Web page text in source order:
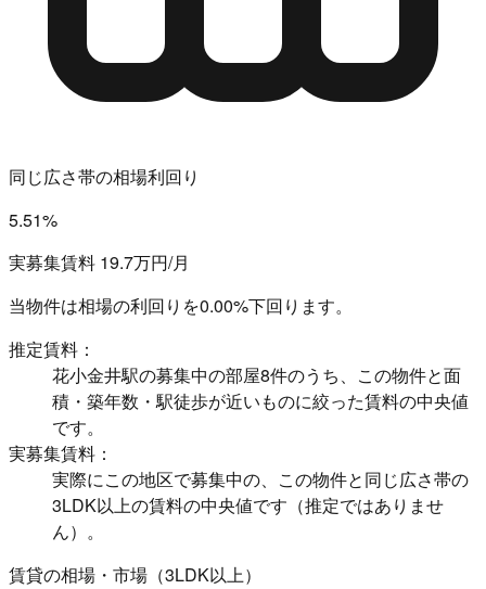
同じ広さ帯の相場利回り
5.51%
実募集賃料 19.7万円/月
当物件は相場の利回りを0.00%下回ります。
推定賃料：
花小金井駅の募集中の部屋8件のうち、この物件と面
積・築年数・駅徒歩が近いものに絞った賃料の中央値
です。
実募集賃料：
実際にこの地区で募集中の、この物件と同じ広さ帯の
3LDK以上の賃料の中央値です（推定ではありませ
ん）。
賃貸の相場・市場（3LDK以上）